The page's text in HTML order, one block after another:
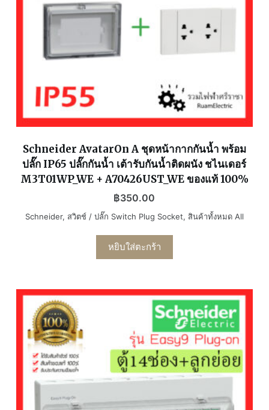
Schneider AvatarOn A ชุดหน้ากากกันน้ำ พร้อม
ปลั๊ก IP65 ปลั๊กกันน้ำ เต้ารับกันน้ำติดผนัง ชไนเดอร์
M3T01WP_WE + A70426UST_WE ของแท้ 100%
฿350.00
Schneider, สวิตช์ / ปลั๊ก Switch Plug Socket, สินค้าทั้งหมด All
หยิบใส่ตะกร้า